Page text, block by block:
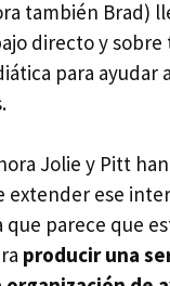
también Brad)
directo y sobre
para ayudar
Jolie y Pitt
extender ese
que parece que
producir una